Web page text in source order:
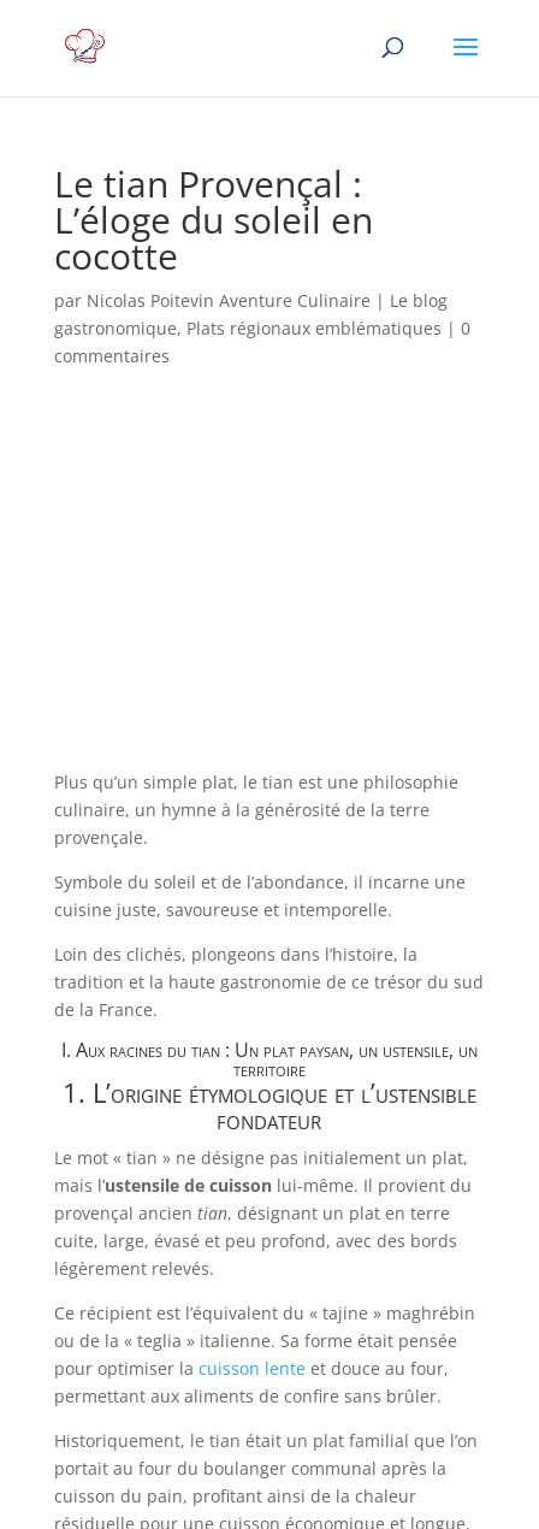
Le tian Provençal :
L’éloge du soleil en
cocotte
par Nicolas Poitevin Aventure Culinaire | Le blog
gastronomique, Plats régionaux emblématiques | 0
commentaires
Plus qu’un simple plat, le tian est une philosophie
culinaire, un hymne à la générosité de la terre
provençale.
Symbole du soleil et de l’abondance, il incarne une
cuisine juste, savoureuse et intemporelle.
Loin des clichés, plongeons dans l’histoire, la
tradition et la haute gastronomie de ce trésor du sud
de la France.
I. Aux racines du tian : Un plat paysan, un ustensile, un
territoire
1. L’origine étymologique et l’ustensible
fondateur
Le mot « tian » ne désigne pas initialement un plat,
mais l’ustensile de cuissonlui-même. Il provient du
provençal ancien tian, désignant un plat en terre
cuite, large, évasé et peu profond, avec des bords
légèrement relevés.
Ce récipient est l’équivalent du « tajine » maghrébin
ou de la « teglia » italienne. Sa forme était pensée
pour optimiser la cuisson lenteet douce au four,
permettant aux aliments de confire sans brûler.
Historiquement, le tian était un plat familial que l’on
portait au four du boulanger communal après la
cuisson du pain, profitant ainsi de la chaleur
résiduelle pour une cuisson économique et longue.